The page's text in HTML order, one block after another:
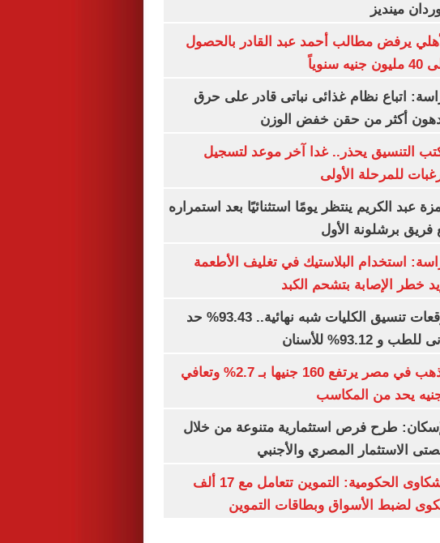
مينديز
يرفض مطالب أحمد عبد القادر بالحصول
سنوياً
اتباع نظام غذائى نباتى قادر على حرق
أكثر من حقن خفض الوزن
التنسيق يحذر.. غدا آخر موعد لتسجيل
للمرحلة الأولى
عبد الكريم ينتظر يومًا استثنائيًا بعد استمراره
فريق برشلونة الأول
استخدام البلاستيك في تغليف الأطعمة
خطر الإصابة بتشحم الكبد
توقعات تنسيق الكليات شبه نهائية.. 93.43% حد
للطب و 93.12% للأسنان
الذهب في مصر يرتفع 160 جنيها بـ 2.7% وتعافي
يحد من المكاسب
طرح فرص استثمارية متنوعة من خلال
الاستثمار المصري والأجنبي
الشكاوى الحكومية: التموين تتعامل مع 17 ألف
لضبط الأسواق وبطاقات التموين